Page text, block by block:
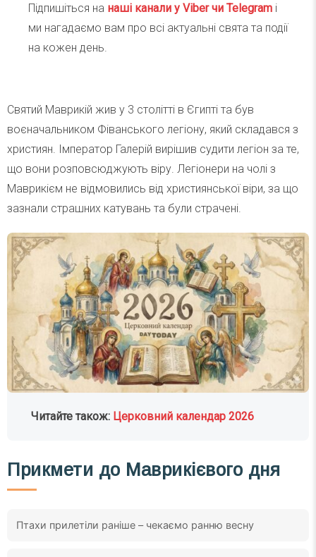
Підпишіться на наші канали у Viber чи Telegram і
ми нагадаємо вам про всі актуальні свята та події
на кожен день.
Святий Маврикій жив у 3 столітті в Єгипті та був
воєначальником Фіванського легіону, який складався з
християн. Імператор Галерій вирішив судити легіон за те,
що вони розповсюджують віру. Легіонери на чолі з
Маврикієм не відмовились від християнської віри, за що
зазнали страшних катувань та були страчені.
Читайте також: Церковний календар 2026
Прикмети до Маврикієвого дня
Птахи прилетіли раніше – чекаємо ранню весну